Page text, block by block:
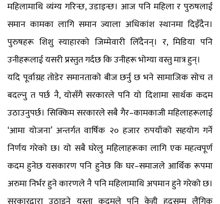
महिलामाथि व्यंग्य गरिन्छ, उडाइन्छ। आज पनि महिला र पुरुषलाई
समान कामका लागि समान ज्याला अधिकांश स्थानमा दिइँदैन।
पुरुषहरू शिशु स्याहारको जिम्मेवारी लिँदैनन्। र, मिडिया पनि
उनीहरूलाई यसरी प्रस्तुत गर्दछ कि उनीहरू भोग्या वस्तु मात्र हुन्।
यदि पूर्वाग्रह तोडेर समानताको बीज छर्नु छ भने सामाजिक सोच त
बदल्नु त पर्छ नै, योसँगै सरकारले पनि यो दिशामा सार्थक कदम
उठाउनुपर्छ। सिक्किम सरकारले सबै गैर–कामकाजी महिलाहरूलाई
‘आमा योजना’ अन्तर्गत वार्षिक २० हजार रुपयाँको सहयोग गर्ने
निर्णय गरेको छ। यो सबै घरेलु महिलाहरूका लागि एक महत्वपूर्ण
कदम हुनेछ यसकारण पनि हुनेछ कि घर–समाजले आर्थिक रूपमा
अरुमा निर्भर हुने कारणले नै पनि महिलामाथि अपमान हुने गरेको छ।